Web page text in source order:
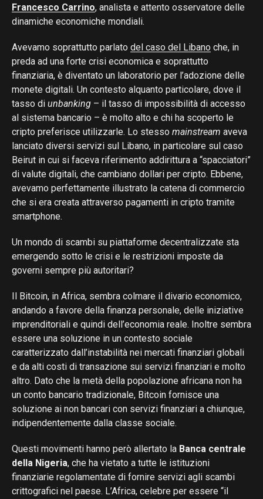
Francesco Carrino, analista e attento osservatore delle
dinamiche economiche mondiali.
Avevamo soprattutto parlato del caso del Libano che, in
preda ad una forte crisi economica e soprattutto
finanziaria, è diventato un laboratorio per l’adozione delle
monete digitali. Un contesto alquanto particolare, dove il
tasso di unbanking – il tasso di impossibilità di accesso
al sistema bancario – è molto alto e chi ha scoperto le
cripto preferisce utilizzarle. Lo stesso mainstream aveva
lanciato diversi servizi sul Libano, in particolare sul caso
Beirut in cui si faceva riferimento addirittura a “spacciatori”
di valute digitali, che cambiano dollari per cripto. Ebbene,
avevamo perfettamente illustrato la catena di commercio
che si era creata attraverso pagamenti in cripto tramite
smartphone.
Un mondo di scambi su piattaforme decentralizzate sta
emergendo sotto le crisi e le restrizioni imposte da
governi sempre più autoritari?
Il Bitcoin, in Africa, sembra colmare il divario economico,
andando a favore della finanza personale, delle iniziative
imprenditoriali e quindi dell’economia reale. Inoltre sembra
essere una soluzione in un contesto sociale
caratterizzato dall’instabilità nei mercati finanziari globali
e da alti costi di transazione sui servizi finanziari e molto
altro. Dato che la metà della popolazione africana non ha
un conto bancario tradizionale, Bitcoin fornisce una
soluzione ai non bancari con servizi finanziari a chiunque,
indipendentemente dalla classe sociale.
Questi movimenti hanno però allertato la Banca centrale
della Nigeria, che ha vietato a tutte le istituzioni
finanziarie regolamentate di fornire servizi agli scambi
crittografici nel paese. L’Africa, celebre per essere “il